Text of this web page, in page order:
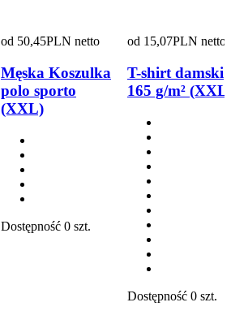
od 50,45PLN netto
Męska Koszulka
polo sporto
(XXL)
Dostępność 0 szt.
od 15,07PLN netto
T-shirt damski
165 g/m²
Dostępność 0 szt.